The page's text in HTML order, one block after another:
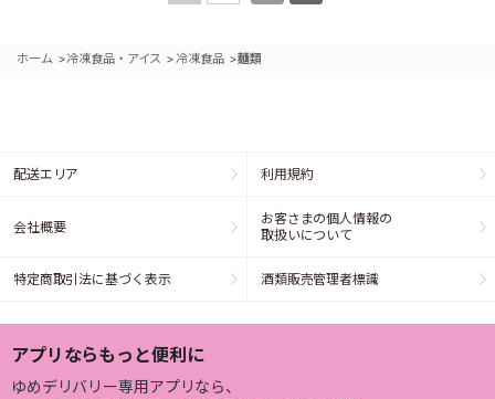
ホーム >冷凍食品・アイス > 冷凍食品 >麺類
配送エリア 利用規約
会社概要
お客さまの個人情報の
取扱いについて
特定商取引法に基づく表示 酒類販売管理者標識
アプリならもっと便利に
ゆめデリバリー専用アプリなら、